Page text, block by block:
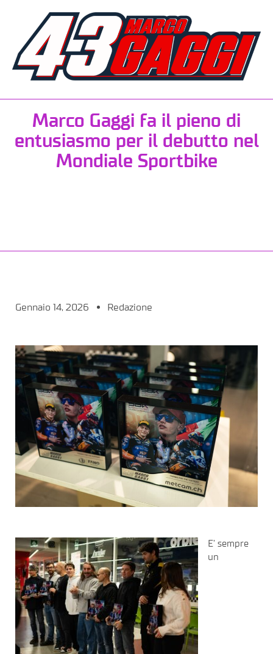
Marco Gaggi fa il pieno di
entusiasmo per il debutto nel
Mondiale Sportbike
Gennaio 14, 2026 Redazione
E’ sempre
un